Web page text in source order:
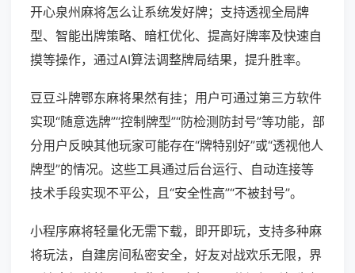
开心泉州麻将怎么让系统发好牌；支持透视全局牌
型、智能出牌策略、暗杠优化、提高好牌率及快速自
摸等操作，通过AI算法调整牌局结果，提升胜率。
豆豆斗牌鄂东麻将果然有挂；用户可通过第三方软件
实现“随意选牌”“控制牌型”“防检测防封号”等功能，部
分用户反映其他玩家可能存在“牌特别好”或“透视他人
牌型”的情况。这些工具通过后台运行、自动连接等
技术手段实现不平公，且“安全性高”“不被封号”。
小程序麻将轻量化无需下载，即开即玩，支持多种麻
将玩法，自建房间私密安全，好友对战欢乐无限，界